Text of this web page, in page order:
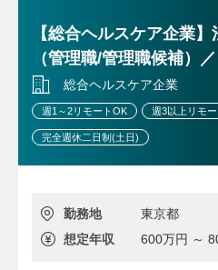
・契約管理、コンプライアン
・法改正対応および社内ルール
・グループ会社管理およびリス
・個人情報保護・内部監査体制
【総合ヘルスケア企業
（管理職/管理職候補）
総合ヘルスケア企業
週1～2リモートOK 週3以上リモ
完全週休二日制(土日)
勤務地
東京都
想定年収
600万円 ～